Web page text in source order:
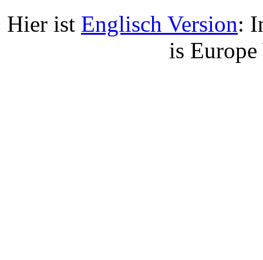
Hier ist Englisch Version:
is